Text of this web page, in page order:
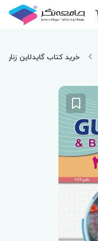
خرید کتاب گایدلاین زنان و مامایی 2